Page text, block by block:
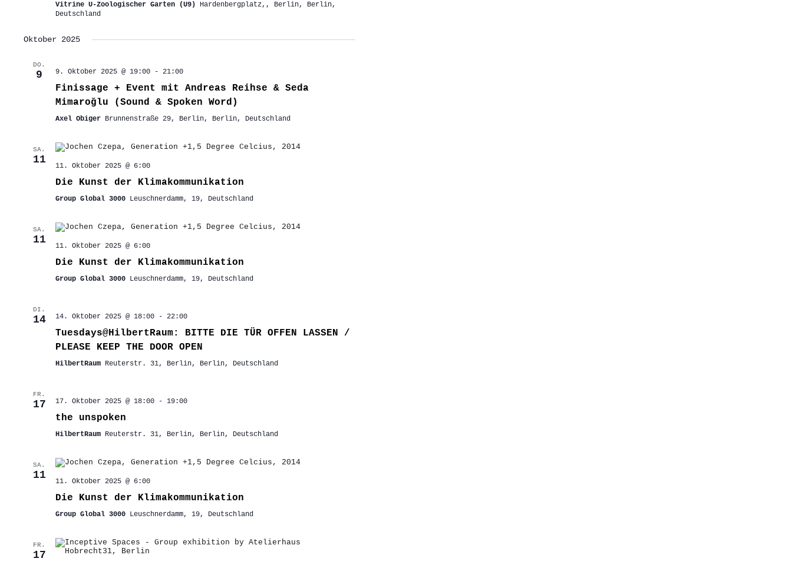
Vitrine U-Zoologischer Garten (U9)
Hardenbergplatz,, Berlin, Berlin,
Deutschland
Oktober 2025
DO.
9 9. Oktober 2025 @ 19:00- 21:00
Finissage + Event mit Andreas Reihse & Seda
Mimaroğlu (Sound & Spoken Word)
Axel Obiger Brunnenstraße 29, Berlin, Berlin, Deutschland
SA.
11
11. Oktober 2025 @ 6:00
Die Kunst der Klimakommunikation
Group Global 3000 Leuschnerdamm, 19, Deutschland
SA.
11
11. Oktober 2025 @ 6:00
Die Kunst der Klimakommunikation
Group Global 3000 Leuschnerdamm, 19, Deutschland
DI.
14 14. Oktober 2025 @ 18:00- 22:00
Tuesdays@HilbertRaum: BITTE DIE TÜR OFFEN LASSEN /
PLEASE KEEP THE DOOR OPEN
HilbertRaum Reuterstr. 31, Berlin, Berlin, Deutschland
FR.
17 17. Oktober 2025 @ 18:00- 19:00
the unspoken
HilbertRaum Reuterstr. 31, Berlin, Berlin, Deutschland
SA.
11
11. Oktober 2025 @ 6:00
Die Kunst der Klimakommunikation
Group Global 3000 Leuschnerdamm, 19, Deutschland
FR.
17